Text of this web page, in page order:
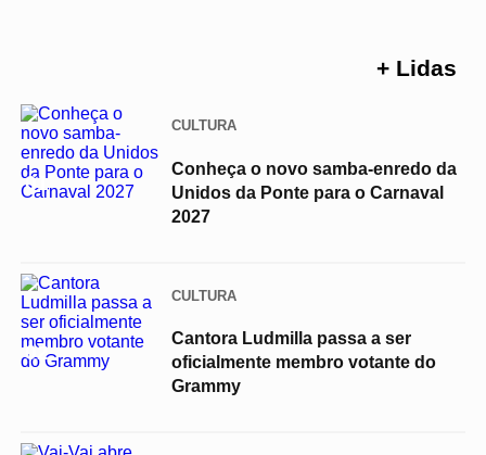
+ Lidas
01
CULTURA
Conheça o novo samba-enredo da
Unidos da Ponte para o Carnaval
2027
02
CULTURA
Cantora Ludmilla passa a ser
oficialmente membro votante do
Grammy